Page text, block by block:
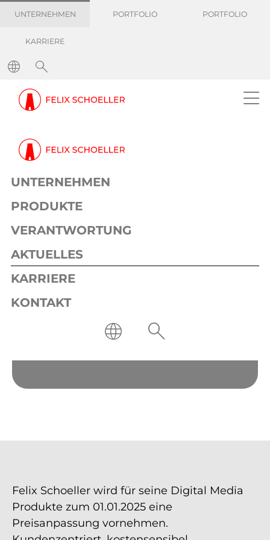
UNTERNEHMEN PORTFOLIO PORTFOLIO
KARRIERE
UNTERNEHMEN
PRODUKTE
VERANTWORTUNG
AKTUELLES
KARRIERE
KONTAKT
02. Oktober 2024 1 min
Verlässlich planen: Felix Schoeller
informiert Kunden über
Media Produkte ab 01.01.2025
Felix Schoeller wird für seine Digital Media
Produkte zum 01.01.2025 eine
Preisanpassung vornehmen.